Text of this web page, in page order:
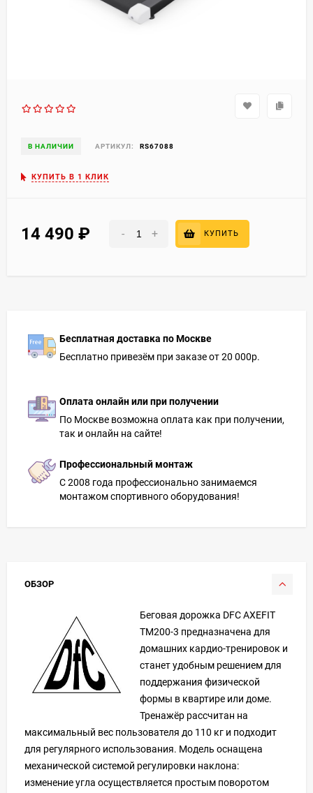
В НАЛИЧИИ АРТИКУЛ: RS67088
КУПИТЬ В 1 КЛИК
14 490 - + КУПИТЬ
Бесплатная доставка по Москве
Бесплатно привезём при заказе от 20 000р.
Оплата онлайн или при получении
По Москве возможна оплата как при получении,
так и онлайн на сайте!
Профессиональный монтаж
С 2008 года профессионально занимаемся
монтажом спортивного оборудования!
ОБЗОР
Беговая дорожка DFC AXEFIT
TM200-3 предназначена для
домашних кардио-тренировок и
станет удобным решением для
поддержания физической
формы в квартире или доме.
Тренажёр рассчитан на
максимальный вес пользователя до 110 кг и подходит
для регулярного использования. Модель оснащена
механической системой регулировки наклона:
изменение угла осуществляется простым поворотом